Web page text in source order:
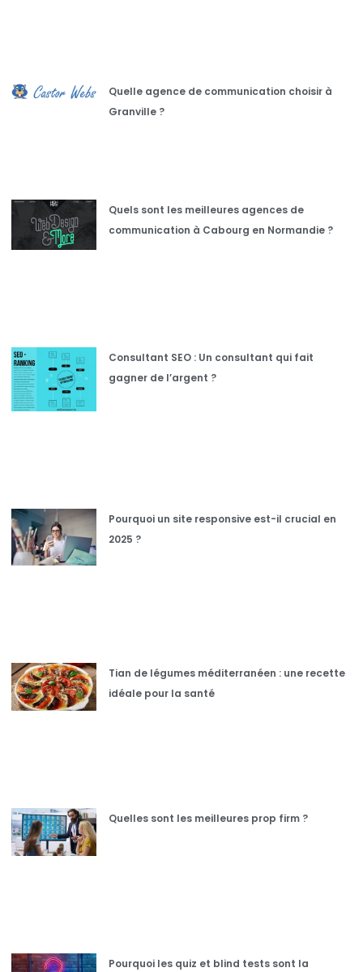
Quelle agence de communication choisir à
Granville ?
Quels sont les meilleures agences de
communication à Cabourg en Normandie ?
Consultant SEO : Un consultant qui fait
gagner de l’argent ?
Pourquoi un site responsive est-il crucial en
2025 ?
Tian de légumes méditerranéen : une recette
idéale pour la santé
Quelles sont les meilleures prop firm ?
Pourquoi les quiz et blind tests sont la